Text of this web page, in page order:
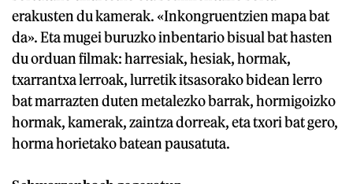
erakusten du kamerak. «Inkongruentzien mapa bat
da». Eta mugei buruzko inbentario bisual bat hasten
du orduan filmak: harresiak, hesiak, hormak,
txarrantxa lerroak, lurretik itsasorako bidean lerro
bat marrazten duten metalezko barrak, hormigoizko
hormak, kamerak, zaintza dorreak, eta txori bat gero,
horma horietako batean pausatuta.